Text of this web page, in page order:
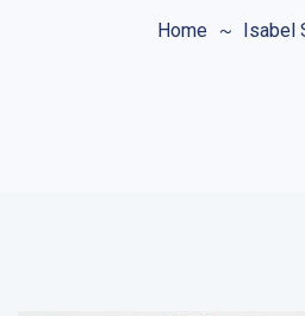
Home Isabel